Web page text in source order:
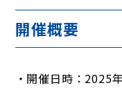
開催概要
開催日時：2025